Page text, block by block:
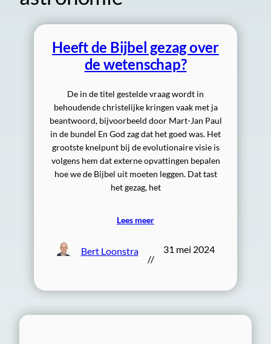
Heeft de Bijbel gezag over
de wetenschap?
De in de titel gestelde vraag wordt in
behoudende christelijke kringen vaak met ja
beantwoord, bijvoorbeeld door Mart-Jan Paul
in de bundel En God zag dat het goed was. Het
grootste knelpunt bij de evolutionaire visie is
volgens hem dat externe opvattingen bepalen
hoe we de Bijbel uit moeten leggen. Dat tast
het gezag, het
Lees meer
Bert Loonstra
//
31 mei 2024